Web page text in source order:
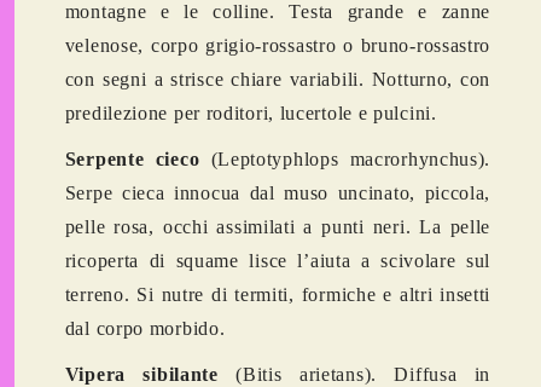
montagne e le colline. Testa grande e zanne
velenose, corpo grigio-rossastro o bruno-rossastro
con segni a strisce chiare variabili. Notturno, con
predilezione per roditori, lucertole e pulcini.
Serpente cieco (Leptotyphlops macrorhynchus).
Serpe cieca innocua dal muso uncinato, piccola,
pelle rosa, occhi assimilati a punti neri. La pelle
ricoperta di squame lisce l’aiuta a scivolare sul
terreno. Si nutre di termiti, formiche e altri insetti
dal corpo morbido.
Vipera sibilante (Bitis arietans). Diffusa in